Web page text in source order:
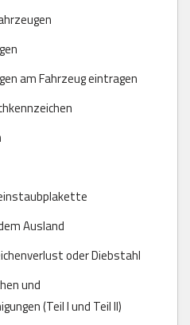
am Fahrzeug eintragen
Ausland
oder Diebstahl
und
(Teil I und Teil II)